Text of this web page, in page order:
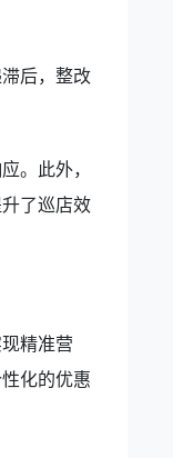
后，整改
。此外，
了巡店效
精准营
化的优惠